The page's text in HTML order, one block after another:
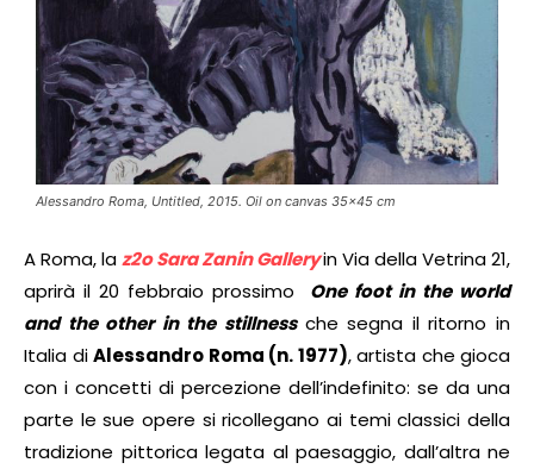
Alessandro Roma, Untitled, 2015. Oil on canvas 35×45 cm
A Roma, laz2o Sara Zanin Galleryin Via della Vetrina 21,
aprirà il 20 febbraio prossimo One foot in the world
and the other in the stillness che segna il ritorno in
Italia diAlessandro Roma (n. 1977), artista che gioca
con i concetti di percezione dell’indefinito: se da una
parte le sue opere si ricollegano ai temi classici della
tradizione pittorica legata al paesaggio, dall’altra ne